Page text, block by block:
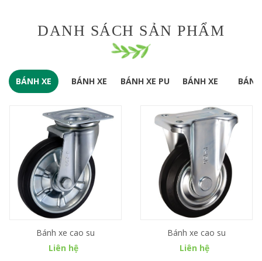
DANH SÁCH SẢN PHẨM
BÁNH XE BÁNH XE
INOX
BÁNH XE PU BÁNH XE
CÁC LOẠI
KHÁC
Bánh xe cao su
Liên hệ
Bánh xe cao su
Liên hệ